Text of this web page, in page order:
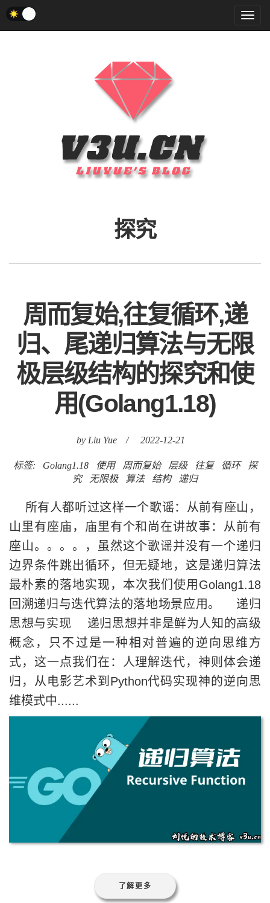
菜
单
探究
周而复始,往复循环,递
归、尾递归算法与无限
极层级结构的探究和使
用(Golang1.18)
by Liu Yue / 2022-12-21
标签: Golang1.18 使用 周而复始 层级 往复 循环
探
究
无限极 算法 结构 递归
所有人都听过这样一个歌谣：从前有座山，
山里有座庙，庙里有个和尚在讲故事：从前有
座山。。。。，虽然这个歌谣并没有一个递归
边界条件跳出循环，但无疑地，这是递归算法
最朴素的落地实现，本次我们使用Golang1.18
回溯递归与迭代算法的落地场景应用。 递归
思想与实现 递归思想并非是鲜为人知的高级
概念，只不过是一种相对普遍的逆向思维方
式，这一点我们在：人理解迭代，神则体会递
归，从电影艺术到Python代码实现神的逆向思
维模式中......
了解更多